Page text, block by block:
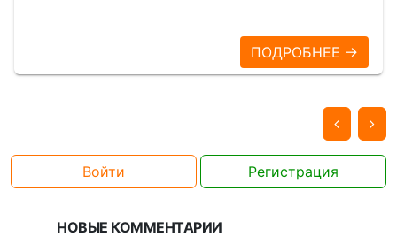
ПОДРОБНЕЕ →
Войти Регистрация
НОВЫЕ КОММЕНТАРИИ